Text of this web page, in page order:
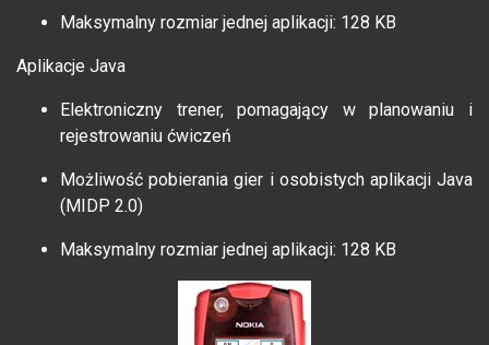
Maksymalny rozmiar jednej aplikacji: 128 KB
Aplikacje Java
Elektroniczny trener, pomagający w planowaniu i
rejestrowaniu ćwiczeń
Możliwość pobierania gier i osobistych aplikacji Java
(MIDP 2.0)
Maksymalny rozmiar jednej aplikacji: 128 KB